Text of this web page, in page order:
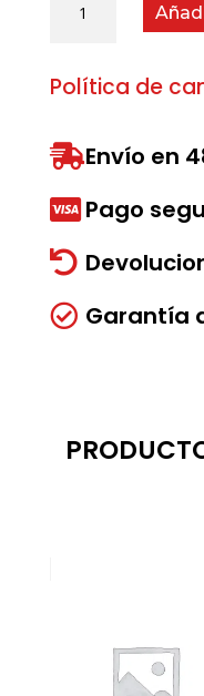
Codo
Política de
Envío en
 Pago

 Garantía